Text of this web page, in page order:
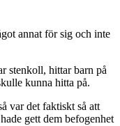
annat för sig och inte
stenkoll, hittar barn på
kunna hitta på.
var det faktiskt så att
gett dem befogenhet